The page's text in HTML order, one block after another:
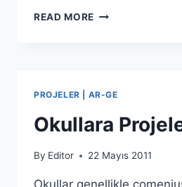
READ MORE TÜBİTAK’TAN
PROJELER | AR-GE
Okullara
By Editor 22 Mayıs 2011